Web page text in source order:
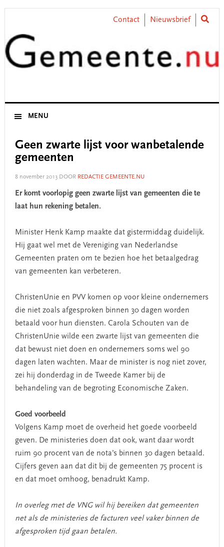
Skip
primary
navigation
Skip
content
Skip
primary
sidebar
Skip
footer
Contact Nieuwsbrief
MENU
Geen zwarte lijst voor wanbetalende
gemeenten
8 november 2013DOOR REDACTIE GEMEENTE.NU
Er komt voorlopig geen zwarte lijst van gemeenten die te
laat hun rekening betalen.
Minister Henk Kamp maakte dat gistermiddag duidelijk.
Hij gaat wel met de Vereniging van Nederlandse
Gemeenten praten om te bezien hoe het betaalgedrag
van gemeenten kan verbeteren.
ChristenUnie en PVV komen op voor kleine ondernemers
die niet zoals afgesproken binnen 30 dagen worden
betaald voor hun diensten. Carola Schouten van de
ChristenUnie wilde een zwarte lijst van gemeenten die
dat bewust niet doen en ondernemers soms wel 90
dagen laten wachten. Maar de minister is nog niet zover,
zei hij donderdag in de Tweede Kamer bij de
behandeling van de begroting Economische Zaken.
Goed voorbeeld
Volgens Kamp moet de overheid het goede voorbeeld
geven. De ministeries doen dat ook, want daar wordt
ruim 90 procent van de nota’s binnen 30 dagen betaald.
Cijfers geven aan dat dit bij de gemeenten 75 procent is
en dat moet omhoog, benadrukt Kamp.
In overleg met de VNG wil hij bereiken dat gemeenten
net als de ministeries de facturen veel vaker binnen de
afgesproken tijd gaan betalen.